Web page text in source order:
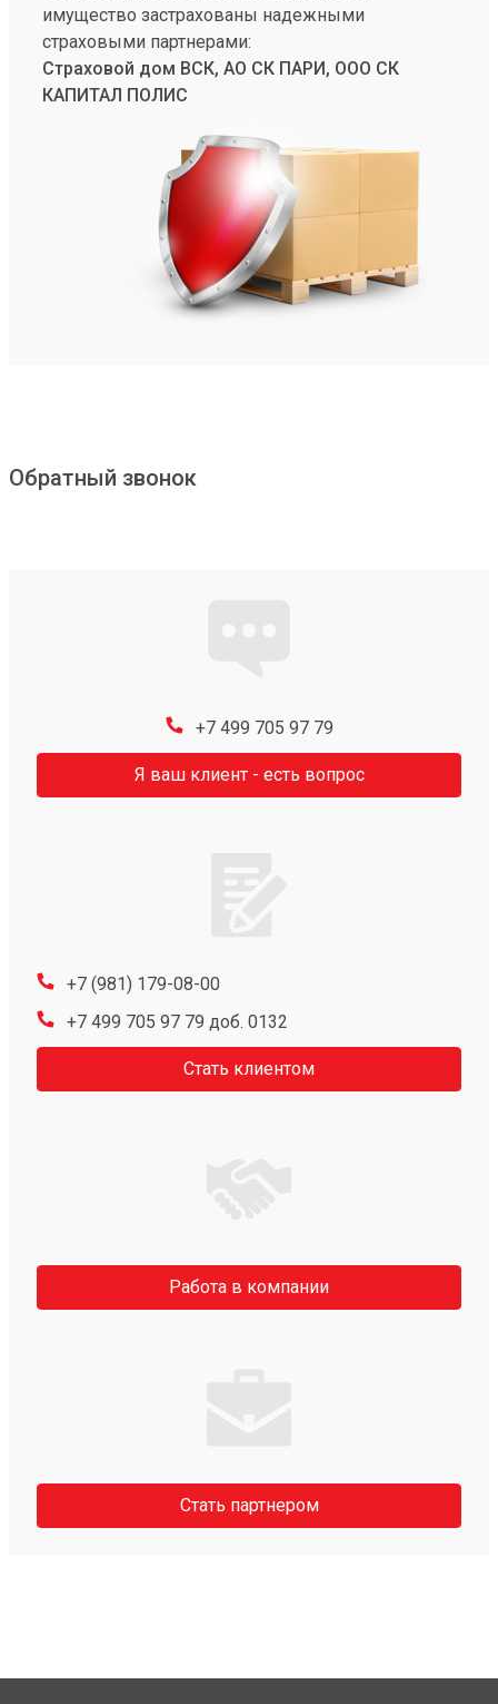
имущество застрахованы надежными
страховыми партнерами:
Страховой дом ВСК, АО СК ПАРИ, ООО СК
КАПИТАЛ ПОЛИС
Обратный звонок
+7 499 705 97 79
Я ваш клиент - есть вопрос
+7 (981) 179-08-00
+7 499 705 97 79 доб. 0132
Стать клиентом
Работа в компании
Стать партнером